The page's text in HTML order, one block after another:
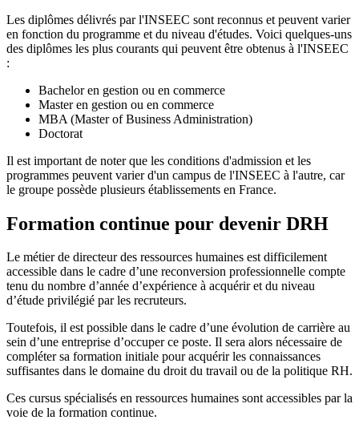
Les diplômes délivrés par l'INSEEC sont reconnus et peuvent varier
en fonction du programme et du niveau d'études. Voici quelques-uns
des diplômes les plus courants qui peuvent être obtenus à l'INSEEC
:
Bachelor en gestion ou en commerce
Master en gestion ou en commerce
MBA (Master of Business Administration)
Doctorat
Il est important de noter que les conditions d'admission et les
programmes peuvent varier d'un campus de l'INSEEC à l'autre, car
le groupe possède plusieurs établissements en France.
Formation continue pour devenir DRH
Le métier de directeur des ressources humaines est difficilement
accessible dans le cadre d’une reconversion professionnelle compte
tenu du nombre d’année d’expérience à acquérir et du niveau
d’étude privilégié par les recruteurs.
Toutefois, il est possible dans le cadre d’une évolution de carrière au
sein d’une entreprise d’occuper ce poste. Il sera alors nécessaire de
compléter sa formation initiale pour acquérir les connaissances
suffisantes dans le domaine du droit du travail ou de la politique RH.
Ces cursus spécialisés en ressources humaines sont accessibles par la
voie de la formation continue.